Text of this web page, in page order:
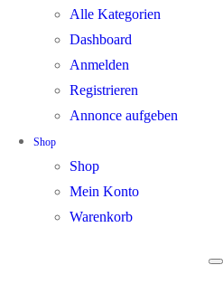
Alle Kategorien
Dashboard
Anmelden
Registrieren
Annonce aufgeben
Shop
Shop
Mein Konto
Warenkorb